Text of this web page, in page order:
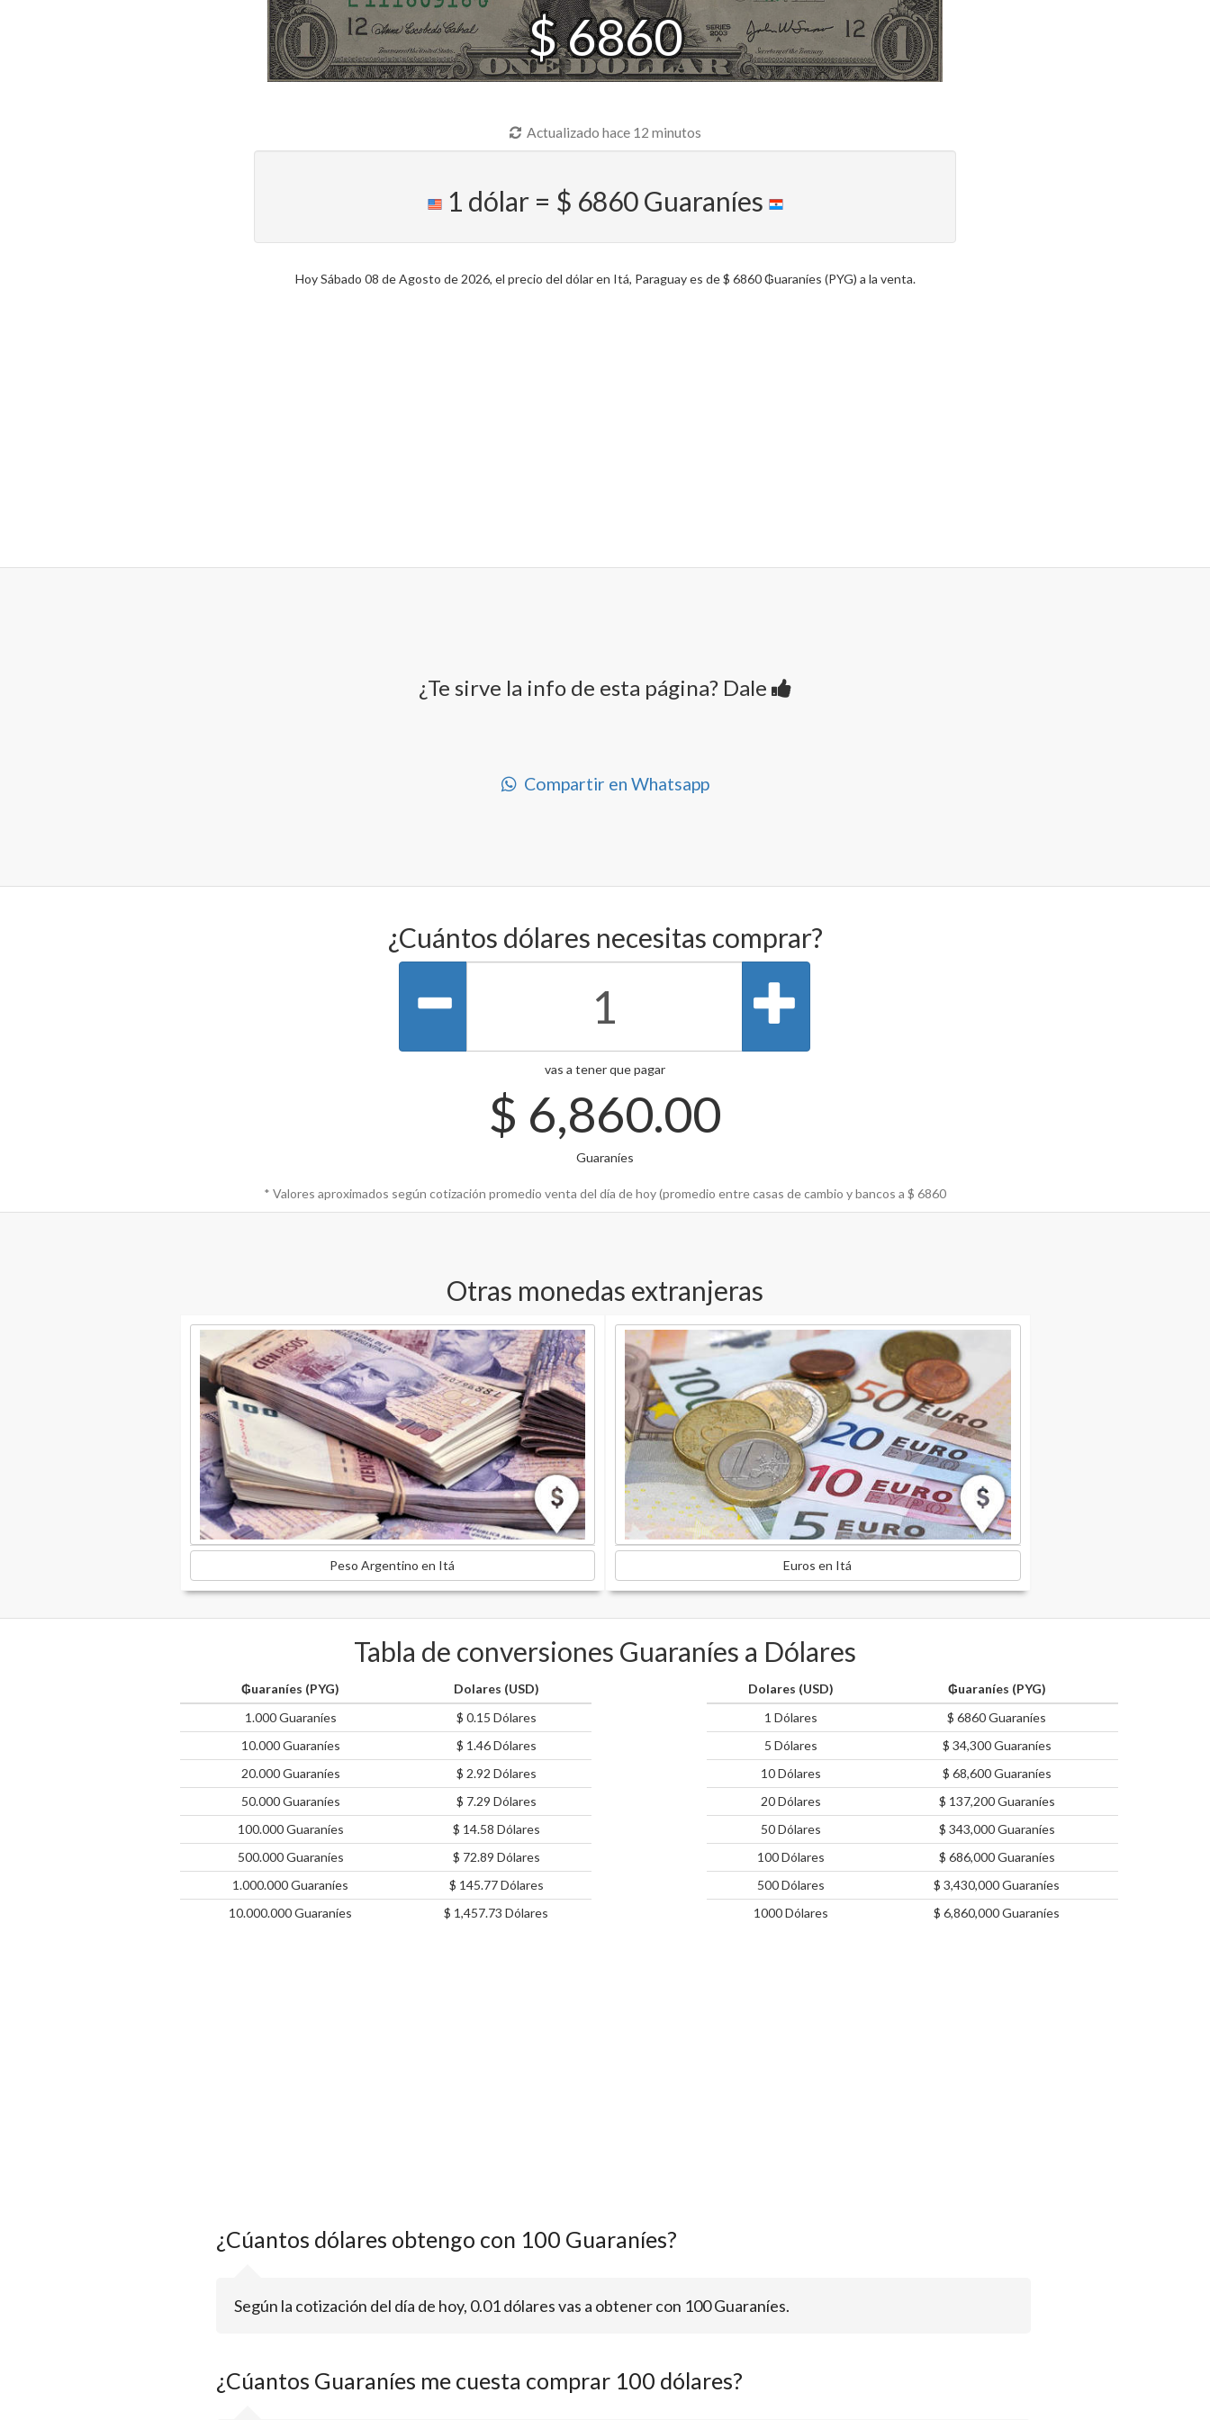
$ 6860
Actualizado hace 12 minutos
1 dólar = $ 6860 Guaraníes
Hoy Sábado 08 de Agosto de 2026, el precio del dólar en Itá, Paraguay es de $ 6860 ₲uaraníes (PYG) a la venta.
¿Te sirve la info de esta página? Dale
Compartir en Whatsapp
¿Cuántos dólares necesitas comprar?
vas a tener que pagar
$ 6,860.00
Guaraníes
* Valores aproximados según cotización promedio venta del día de hoy (promedio entre casas de cambio y bancos a $ 6860
Otras monedas extranjeras
Peso Argentino en Itá Euros en Itá
Tabla de conversiones Guaraníes a Dólares
₲uaraníes (PYG)
Dolares (USD)
1.000 Guaraníes
$ 0.15 Dólares
10.000 Guaraníes
$ 1.46 Dólares
20.000 Guaraníes
$ 2.92 Dólares
50.000 Guaraníes
$ 7.29 Dólares
100.000 Guaraníes
$ 14.58 Dólares
500.000 Guaraníes
$ 72.89 Dólares
1.000.000 Guaraníes
$ 145.77 Dólares
10.000.000 Guaraníes
$ 1,457.73 Dólares
Dolares (USD)
₲uaraníes (PYG)
1 Dólares
$ 6860 Guaraníes
5 Dólares
$ 34,300 Guaraníes
10 Dólares
$ 68,600 Guaraníes
20 Dólares
$ 137,200 Guaraníes
50 Dólares
$ 343,000 Guaraníes
100 Dólares
$ 686,000 Guaraníes
500 Dólares
$ 3,430,000 Guaraníes
1000 Dólares
$ 6,860,000 Guaraníes
¿Cúantos dólares obtengo con 100 Guaraníes?
Según la cotización del día de hoy, 0.01 dólares vas a obtener con 100 Guaraníes.
¿Cúantos Guaraníes me cuesta comprar 100 dólares?